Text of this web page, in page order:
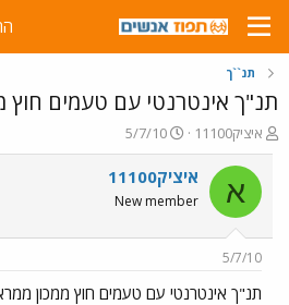
תנ``ך
תנ"ך אינטרנטי עם טעמים חוץ
פ
ו
ת
ח
ה
ו
ש
א
איציק11100
פ
ו
ר
ס
ם
ר
5/7/10
א איציק11100
New member
5/7/10
תנ"ך אינטרנטי עם טעמים חוץ ממכון